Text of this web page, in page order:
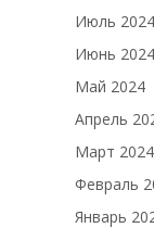
Июль 2024
Июнь 2024
Май 2024
Апрель
Март 2024
Февраль
Январь